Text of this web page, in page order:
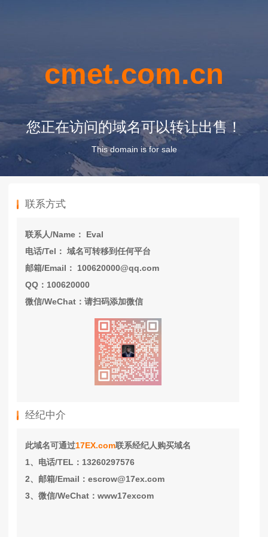
cmet.com.cn
您正在访问的域名可以转让出售！
This domain is for sale
联系方式
联系人/Name： Eval
电话/Tel： 域名可转移到任何平台
邮箱/Email： 100620000@qq.com
QQ：100620000
微信/WeChat：请扫码添加微信
经纪中介
此域名可通过17EX.com联系经纪人购买域名
1、电话/TEL：13260297576
2、邮箱/Email：escrow@17ex.com
3、微信/WeChat：www17excom